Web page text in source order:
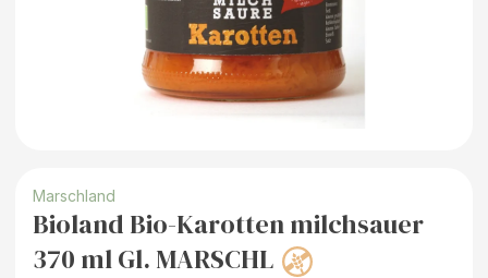
Marschland
Bioland Bio-Karotten milchsauer
370 ml Gl. MARSCHL